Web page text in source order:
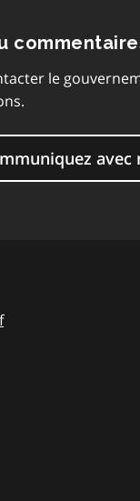
le
avec